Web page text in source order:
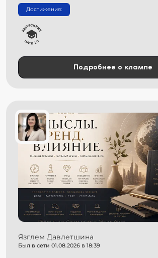
Достижения:
Подробнее о клампе
Язглем Давлетшина
Был в сети 01.08.2026 в 18:39